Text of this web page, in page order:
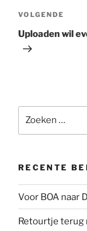
Volgend
bericht
VOLGENDE
Uploaden wil
naar:
RECENTE
Voor BOA naar
Retourtje terug